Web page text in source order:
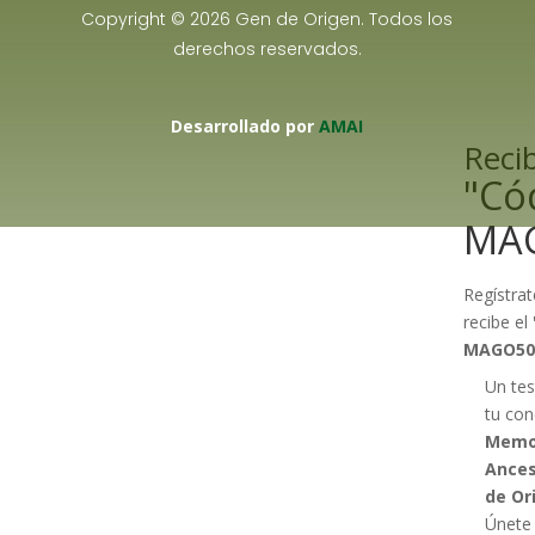
Copyright © 2026 Gen de Origen. Todos los
derechos reservados.
Desarrollado porAMAI
recibe el
Un
tu
de